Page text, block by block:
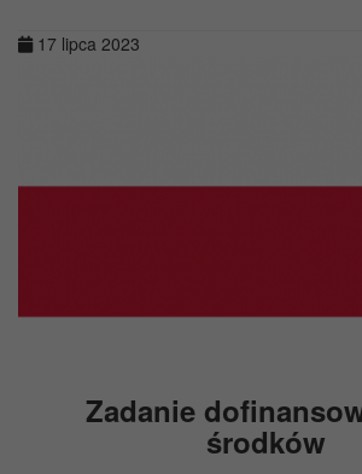
17 lipca 2023
Zadanie
środków